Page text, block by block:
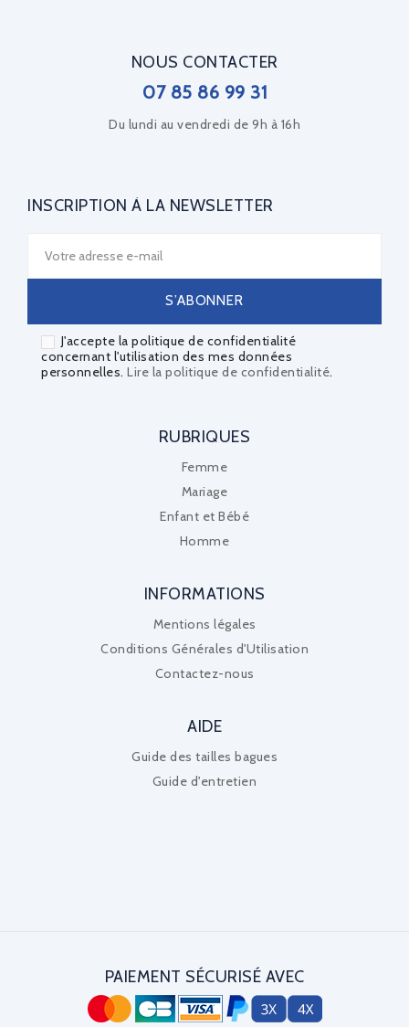
NOUS CONTACTER
07 85 86 99 31
Du lundi au vendredi de 9h à 16h
INSCRIPTION À LA NEWSLETTER
J'accepte la politique de confidentialité
concernant l'utilisation des mes données
personnelles. Lire la politique de confidentialité.
RUBRIQUES
Femme
Mariage
Enfant et Bébé
Homme
INFORMATIONS
Mentions légales
Conditions Générales d'Utilisation
Contactez-nous
AIDE
Guide des tailles bagues
Guide d'entretien
PAIEMENT SÉCURISÉ AVEC